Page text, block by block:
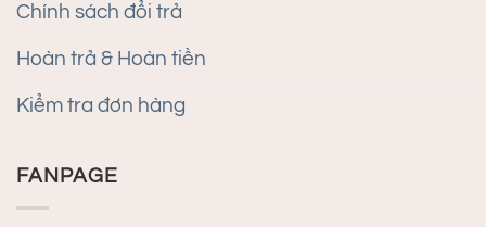
Chính sách đổi trả
Hoàn trả & Hoàn tiền
Kiểm tra đơn hàng
FANPAGE